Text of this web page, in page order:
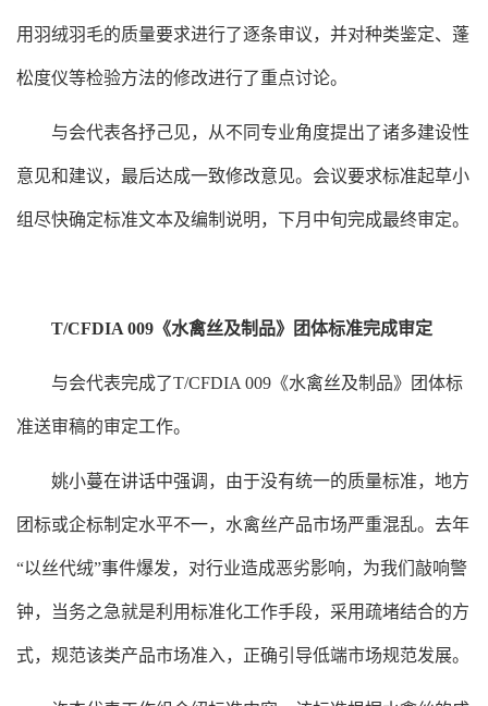
用羽绒羽毛的质量要求进行了逐条审议，并对种类鉴定、蓬
松度仪等检验方法的修改进行了重点讨论。
与会代表各抒己见，从不同专业角度提出了诸多建设性
意见和建议，最后达成一致修改意见。会议要求标准起草小
组尽快确定标准文本及编制说明，下月中旬完成最终审定。
T/CFDIA 009《水禽丝及制品》团体标准完成审定
与会代表完成了T/CFDIA 009《水禽丝及制品》团体标
准送审稿的审定工作。
姚小蔓在讲话中强调，由于没有统一的质量标准，地方
团标或企标制定水平不一，水禽丝产品市场严重混乱。去年
“以丝代绒”事件爆发，对行业造成恶劣影响，为我们敲响警
钟，当务之急就是利用标准化工作手段，采用疏堵结合的方
式，规范该类产品市场准入，正确引导低端市场规范发展。